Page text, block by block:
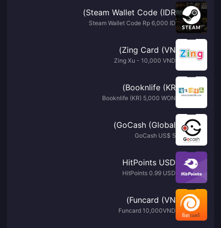
Steam Wallet Code (IDR)
Steam Wallet Code Rp 6,000 ID
Zing Card (VN)
Zing Xu - 10,000 VND
Booknlife (KR)
Booknlife (KR) 5,000 WON
GoCash (Global)
GoCash US$ 5
HitPoints USD
HitPoints 0.99 USD
Funcard (VN)
Funcard 10,000VND